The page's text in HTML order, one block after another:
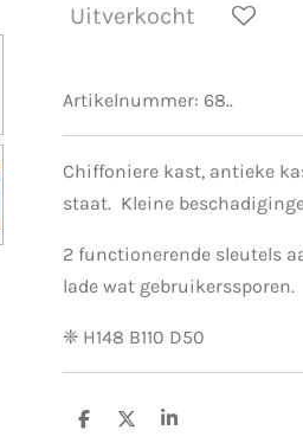
Uitverkocht
Artikelnummer: 68..
Chiffoniere kast, antieke
staat. Kleine
2 functionerende sleutels
lade wat gebruikerssporen.
❈ H148 B110 D50
D
D
S